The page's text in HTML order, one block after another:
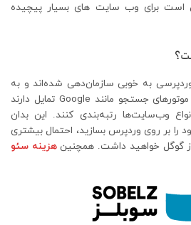
است برای وب سایت های بسیار پیچیده
به خوبی سازمان‌دهی شده‌اند و به
راحتی قابل پیمایش هستند، موتورهای جستجو مانند Google تمایل دارند
وب‌سایت‌ها رتبه‌بندی کنند. این بدان
بر روی وردپرس بسازید، احتمال بیشتری
از گوگل خواهید داشت. همچنینهزینه سئو